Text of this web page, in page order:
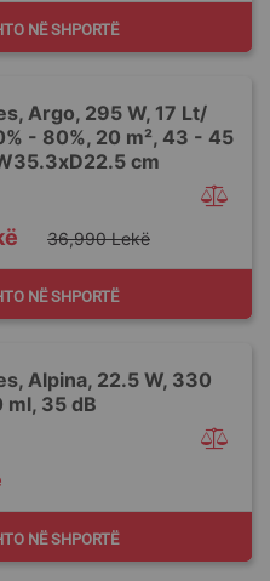
NË SHPORTË
Argo, 295 W, 17 Lt/
- 80%, 20 m², 43 - 45
cm
36,990 Lekë
NË SHPORTË
Alpina, 22.5 W, 330
35 dB
NË SHPORTË